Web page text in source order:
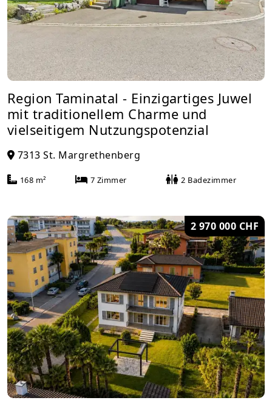
Region Taminatal - Einzigartiges Juwel
mit traditionellem Charme und
vielseitigem Nutzungspotenzial
7313 St. Margrethenberg
168 m² 7 Zimmer 2 Badezimmer
2 970 000 CHF